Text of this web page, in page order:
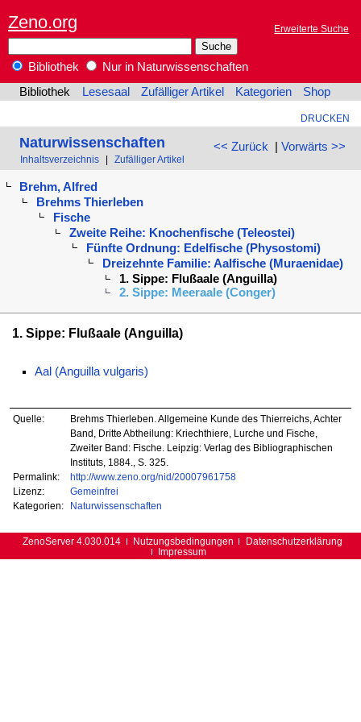
Zeno.org Erweiterte Suche
Bibliothek
Nur in Naturwissenschaften
Bibliothek
Lesesaal Zufälliger Artikel Kategorien Shop
DRUCKEN
<< Zurück | Vorwärts >>
Naturwissenschaften
Inhaltsverzeichnis Zufälliger Artikel
Brehm, Alfred
Brehms Thierleben
Fische
Zweite Reihe: Knochenfische (Teleostei)
Fünfte Ordnung: Edelfische (Physostomi)
Dreizehnte Familie: Aalfische (Muraenidae)
1. Sippe: Flußaale (Anguilla)
2. Sippe: Meeraale (Conger)
1. Sippe: Flußaale (Anguilla)
Aal (Anguilla vulgaris)
Quelle:
Brehms Thierleben. Allgemeine Kunde des Thierreichs, Achter
Band, Dritte Abtheilung: Kriechthiere, Lurche und Fische,
Zweiter Band: Fische. Leipzig: Verlag des Bibliographischen
Instituts, 1884., S. 325.
Permalink:
http://www.zeno.org/nid/20007961758
Lizenz:
Gemeinfrei
Kategorien:
Naturwissenschaften
ZenoServer 4.030.014 Nutzungsbedingungen
Datenschutzerklärung
Impressum